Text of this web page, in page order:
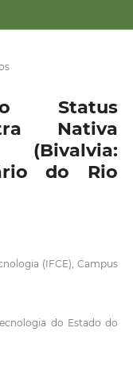
Status
Nativa
(Bivalvia:
do Rio
(IFCE), Campus
do Estado do